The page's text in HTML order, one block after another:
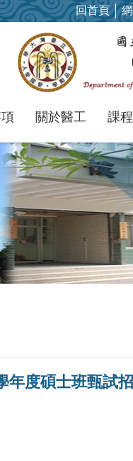
回首頁
關於醫工 課
年度碩士班甄試